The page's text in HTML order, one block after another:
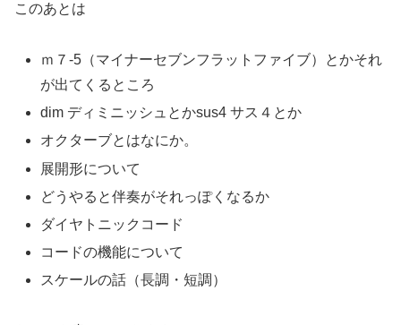
このあとは
ｍ７-5（マイナーセブンフラットファイブ）とかそれ
が出てくるところ
dim ディミニッシュとかsus4 サス４とか
オクターブとはなにか。
展開形について
どうやると伴奏がそれっぽくなるか
ダイヤトニックコード
コードの機能について
スケールの話（長調・短調）